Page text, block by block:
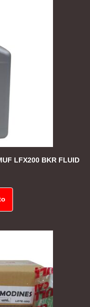
LFX200 BKR FLUID